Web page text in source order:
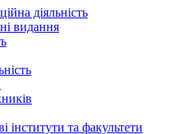
діяльність
видання
інститути та факультети